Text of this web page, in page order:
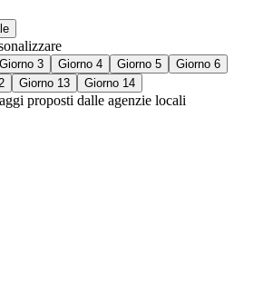
Giorno 3 Giorno 4 Giorno 5
Giorno 6
Giorno 13 Giorno 14
proposti dalle agenzie locali